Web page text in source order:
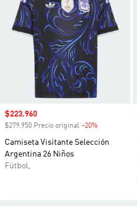
Precio de venta
$223.960
$279.950 Precio original -20%
Camiseta Visitante Selección
Argentina 26 Niños
Fútbol,